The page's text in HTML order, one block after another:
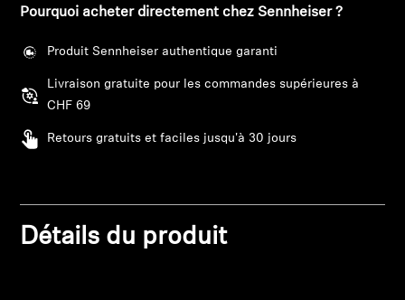
Barres de son et Subs AMBEO
Découvrez AMBEO
Pièces et accessoires AMBEO
À propos de nous
Pourquoi acheter directement chez Sennheiser ?
Produit Sennheiser authentique garanti
Livraison gratuite pour les commandes supérieures à
CHF 69
Retours gratuits et faciles jusqu'à 30 jours
Détails du produit